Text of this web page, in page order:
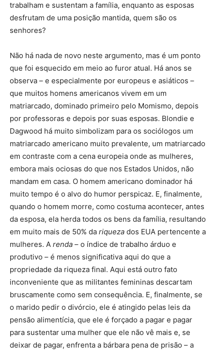
trabalham e sustentam a família, enquanto as esposas
desfrutam de uma posição mantida, quem são os
senhores?
Não há nada de novo neste argumento, mas é um ponto
que foi esquecido em meio ao furor atual. Há anos se
observa – e especialmente por europeus e asiáticos –
que muitos homens americanos vivem em um
matriarcado, dominado primeiro pelo Momismo, depois
por professoras e depois por suas esposas. Blondie e
Dagwood há muito simbolizam para os sociólogos um
matriarcado americano muito prevalente, um matriarcado
em contraste com a cena europeia onde as mulheres,
embora mais ociosas do que nos Estados Unidos, não
mandam em casa. O homem americano dominador há
muito tempo é o alvo do humor perspicaz. E, finalmente,
quando o homem morre, como costuma acontecer, antes
da esposa, ela herda todos os bens da família, resultando
em muito mais de 50% da riqueza dos EUA pertencente a
mulheres. A renda – o índice de trabalho árduo e
produtivo – é menos significativa aqui do que a
propriedade da riqueza final. Aqui está outro fato
inconveniente que as militantes femininas descartam
bruscamente como sem consequência. E, finalmente, se
o marido pedir o divórcio, ele é atingido pelas leis da
pensão alimentícia, que ele é forçado a pagar e pagar
para sustentar uma mulher que ele não vê mais e, se
deixar de pagar, enfrenta a bárbara pena de prisão – a